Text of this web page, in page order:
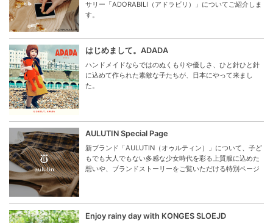
サリー「ADORABILI（アドラビリ）」についてご紹介しま
す。
はじめまして。ADADA
ハンドメイドならではのぬくもりや優しさ、ひと針ひと針
に込めて作られた素敵な子たちが、日本にやって来まし
た。
AULUTIN Special Page
新ブランド「AULUTIN（オゥルティン）」について、子ど
もでも大人でもない多感な少女時代を彩る上質服に込めた
想いや、ブランドストーリーをご覧いただける特別ページ
Enjoy rainy day with KONGES SLOEJD